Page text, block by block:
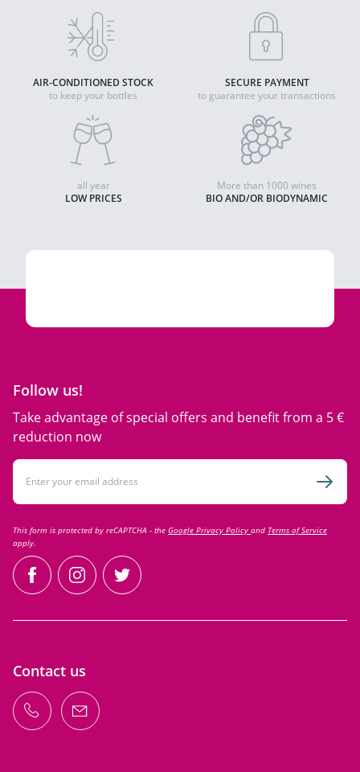
AIR-CONDITIONED STOCK
to keep your bottles
SECURE PAYMENT
to guarantee your transactions
LOW PRICES
all year
BIO AND/OR BIODYNAMIC
More than 1000 wines
Follow us!
Take advantage of special offers and benefit from a 5 €
reduction now
Email Address
This form is protected by reCAPTCHA - the Google Privacy Policy and Terms of Service
apply.
facebookinstagramtwitter
Contact us